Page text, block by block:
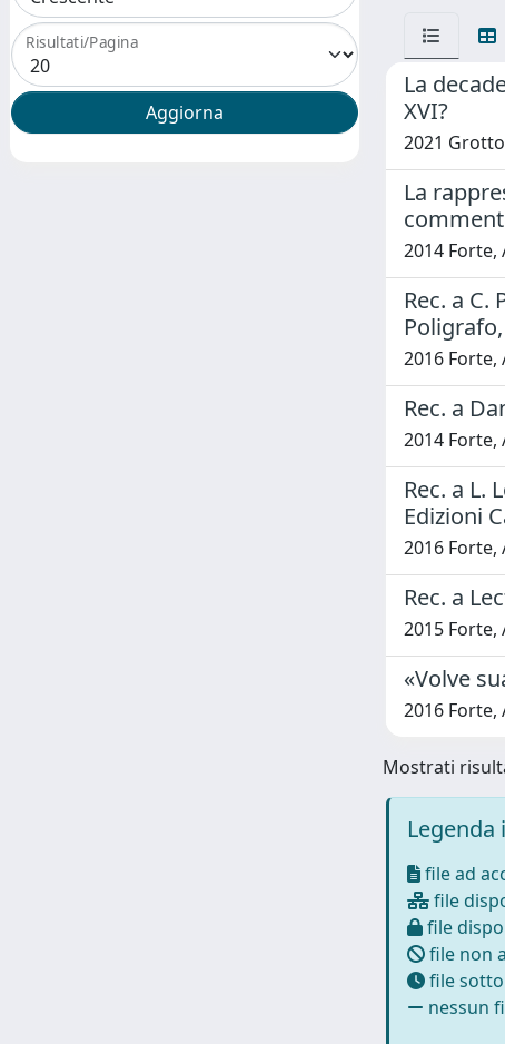
Risultati/Pagina
La
XVI?
2021
La
2014 Forte,
Rec. a
2016 Forte,
Rec. a
2014 Forte,
Rec. a L.
Edizioni
2016 Forte,
Rec. a
2015 Forte,
«Volve
2016 Forte,
Mostrati
Legenda
file ad
file
file
file non
file
nessun